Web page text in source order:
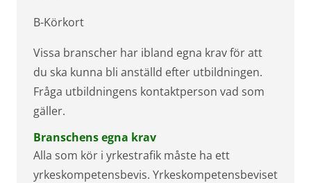
B-Körkort
Vissa branscher har ibland egna krav för att
du ska kunna bli anställd efter utbildningen.
Fråga utbildningens kontaktperson vad som
gäller.
Branschens egna krav
Alla som kör i yrkestrafik måste ha ett
yrkeskompetensbevis. Yrkeskompetensbeviset